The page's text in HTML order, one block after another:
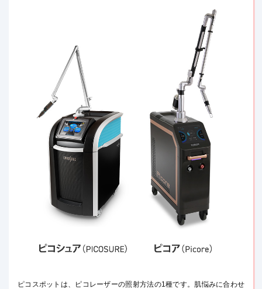
ピコスポットは、ピコレーザーの照射方法の1種です。肌悩みに合わせ